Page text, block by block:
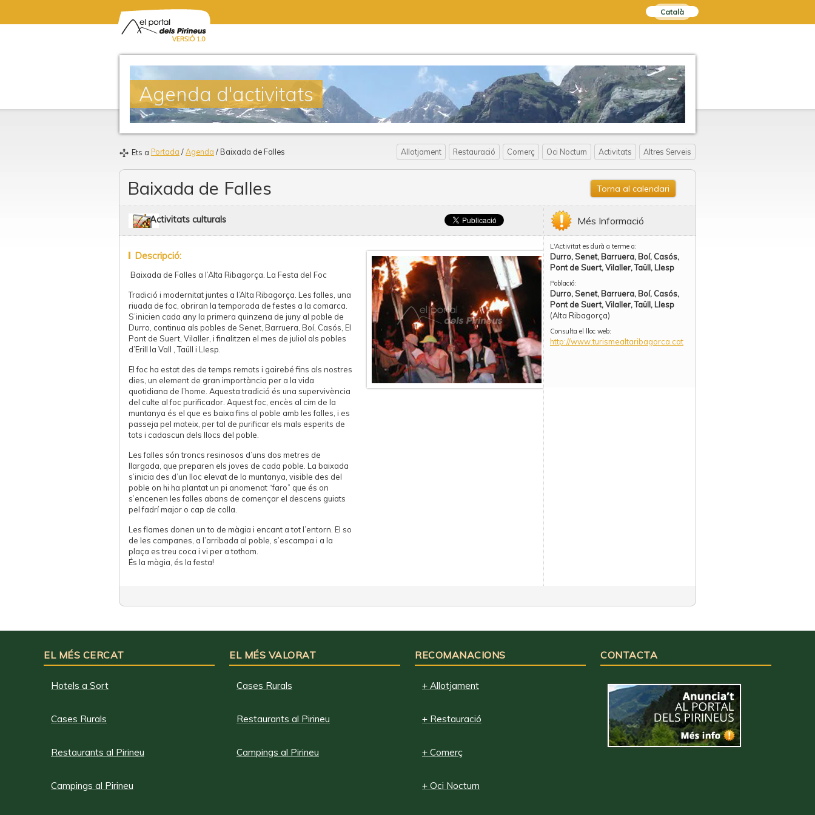
Català
Agenda d'activitats
Ets a Portada / Agenda / Baixada de Falles Allotjament Restauració Comerç Oci Nocturn Activitats Altres Serveis
Baixada de Falles Torna al calendari
Activitats culturals
Descripció:
Baixada de Falles a l’Alta Ribagorça. La Festa del Foc
Tradició i modernitat juntes a l’Alta Ribagorça. Les falles, una
riuada de foc, obriran la temporada de festes a la comarca.
S’inicien cada any la primera quinzena de juny al poble de
Durro, continua als pobles de Senet, Barruera, Boí, Casós, El
Pont de Suert, Vilaller, i finalitzen el mes de juliol als pobles
d’Erill la Vall , Taüll i Llesp.
El foc ha estat des de temps remots i gairebé fins als nostres
dies, un element de gran importància per a la vida
quotidiana de l’home. Aquesta tradició és una supervivència
del culte al foc purificador. Aquest foc, encès al cim de la
muntanya és el que es baixa fins al poble amb les falles, i es
passeja pel mateix, per tal de purificar els mals esperits de
tots i cadascun dels llocs del poble.
Les falles són troncs resinosos d’uns dos metres de
llargada, que preparen els joves de cada poble. La baixada
s’inicia des d’un lloc elevat de la muntanya, visible des del
poble on hi ha plantat un pi anomenat “faro” que és on
s’encenen les falles abans de començar el descens guiats
pel fadrí major o cap de colla.
Les flames donen un to de màgia i encant a tot l’entorn. El so
de les campanes, a l’arribada al poble, s’escampa i a la
plaça es treu coca i vi per a tothom.
És la màgia, és la festa!
Més Informació
L'Activitat es durà a terme a:
Durro, Senet, Barruera, Boí, Casós,
Pont de Suert, Vilaller, Taüll, Llesp
Població:
Durro, Senet, Barruera, Boí, Casós,
Pont de Suert, Vilaller, Taüll, Llesp
(Alta Ribagorça)
Consulta el lloc web:
http://www.turismealtaribagorca.cat
EL MÉS CERCAT
Hotels a Sort
Cases Rurals
Restaurants al Pirineu
Campings al Pirineu
EL MÉS VALORAT
Cases Rurals
Restaurants al Pirineu
Campings al Pirineu
RECOMANACIONS
+ Allotjament
+ Restauració
+ Comerç
+ Oci Nocturn
CONTACTA